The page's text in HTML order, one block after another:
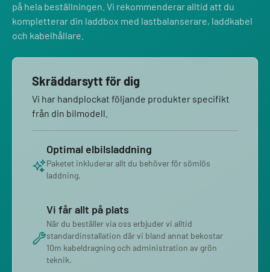
på hela beställningen. Vi rekommenderar alltid att du
kompletterar din laddbox med lastbalanserare, laddkabel
och kabelhållare.
Skräddarsytt för dig
Vi har handplockat följande produkter specifikt
från din bilmodell.
Optimal elbilsladdning
Paketet inkluderar allt du behöver för sömlös
laddning.
Vi får allt på plats
När du beställer via oss erbjuder vi alltid
standardinstallation där vi bland annat bekostar
10m kabeldragning och administration av grön
teknik.